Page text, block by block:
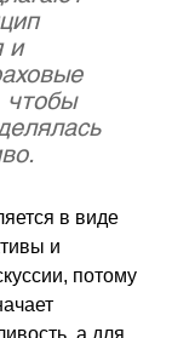
и
чтобы
в виде
и
потому